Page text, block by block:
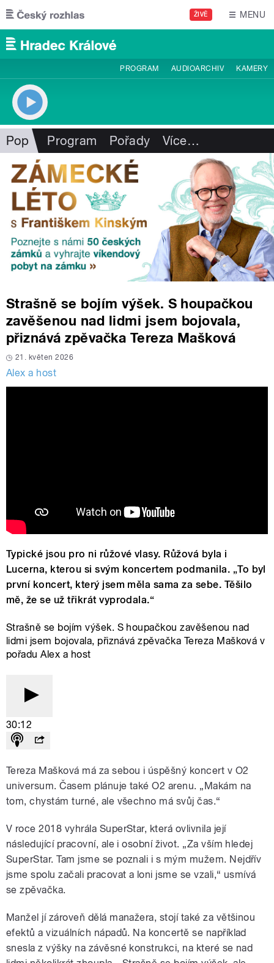
Přejít k hlavnímu obsahu
ŽIVĚ MENU
PROGRAM AUDIOARCHIV KAMERY
Pop Program Pořady Více…
Strašně se bojím výšek. S houpačkou
zavěšenou nad lidmi jsem bojovala,
přiznává zpěvačka Tereza Mašková
21. květen 2026
Alex a host
Typické jsou pro ni růžové vlasy. Růžová byla i
Lucerna, kterou si svým koncertem podmanila. „To byl
první koncert, který jsem měla sama za sebe. Těšilo
mě, že se už třikrát vyprodala.“
Strašně se bojím výšek. S houpačkou zavěšenou nad
lidmi jsem bojovala, přiznává zpěvačka Tereza Mašková v
pořadu Alex a host
30:12
Tereza Mašková má za sebou i úspěšný koncert v O2
universum. Časem plánuje také O2 arenu. „Makám na
tom, chystám turné, ale všechno má svůj čas.“
V roce 2018 vyhrála SuperStar, která ovlivnila její
následující pracovní, ale i osobní život. „Za vším hledej
SuperStar. Tam jsme se poznali i s mým mužem. Nejdřív
jsme spolu začali pracovat a loni jsme se vzali,“ usmívá
se zpěvačka.
Manžel jí zároveň dělá manažera, stojí také za většinou
efektů a vizuálních nápadů. Na koncertě se například
snesla z výšky na závěsné konstrukci, na které se nad